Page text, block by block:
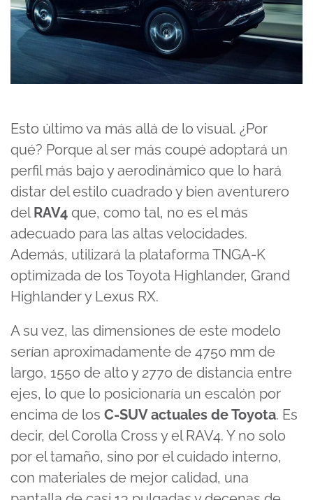
Esto último va más allá de lo visual. ¿Por
qué? Porque al ser más coupé adoptará un
perfil más bajo y aerodinámico que lo hará
distar del estilo cuadrado y bien aventurero
delRAV4 que, como tal, no es el más
adecuado para las altas velocidades.
Además, utilizará la plataforma TNGA-K
optimizada de los Toyota Highlander, Grand
Highlandery Lexus RX.
A su vez, las dimensiones de este modelo
serían aproximadamente de 4750 mm de
largo, 1550 de alto y 2770 de distancia entre
ejes, lo que lo posicionaría un escalón por
encima de los C-SUV actuales de Toyota. Es
decir, del Corolla Cross y elRAV4. Y no solo
por el tamaño, sino por el cuidado interno,
con materiales de mejor calidad, una